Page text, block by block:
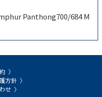
Panthong700/684 M
方針
せ